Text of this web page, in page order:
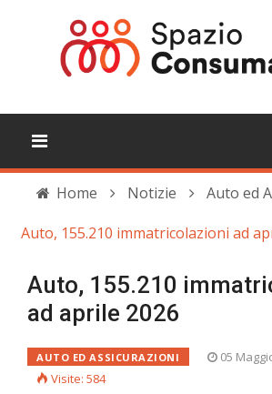
Home Notizie
Auto ed
Auto, 155.210 immatricolazioni ad
Auto, 155.210
ad aprile 2026
AUTO ED ASSICURAZIONI
05
Visite: 584